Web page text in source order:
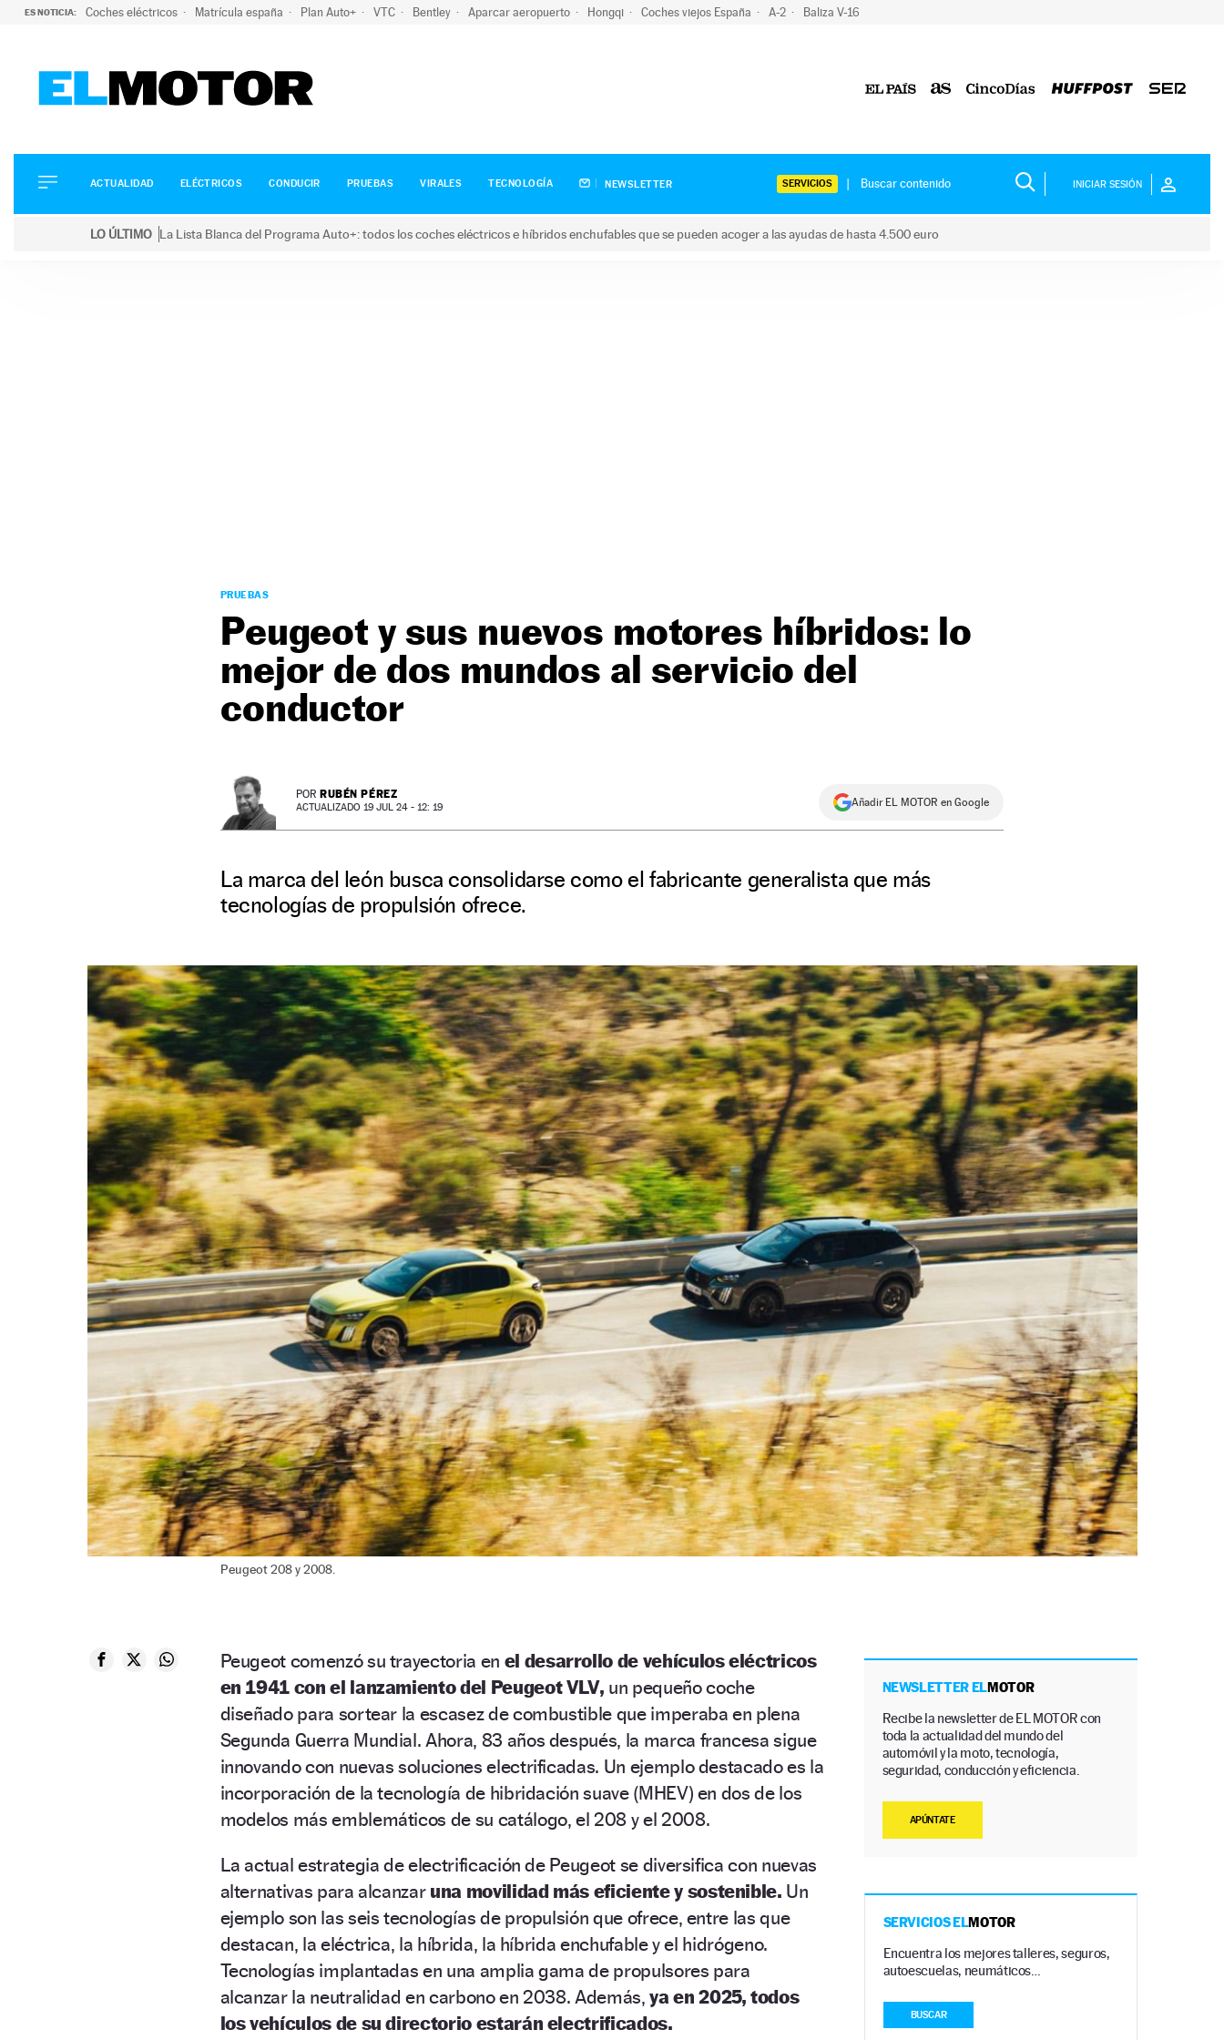
ES NOTICIA: Coches eléctricos Matrícula españa Plan Auto+ VTC Bentley Aparcar aeropuerto Hongqi Coches viejos España A-2 Baliza V-16
ELÉCTRICOS
CONDUCIR
ACTUALIDAD ELÉCTRICOS CONDUCIR PRUEBAS VIRALES TECNOLOGÍA NEWSLETTER SERVICIOS INICIAR SESIÓN
LO ÚLTIMO La Lista Blanca del Programa Auto+: todos los coches eléctricos e híbridos enchufables que se pueden acoger a las ayudas de hasta 4.500 euro
PRUEBAS
Peugeot y sus nuevos motores híbridos: lo
mejor de dos mundos al servicio del
conductor
POR RUBÉN PÉREZ
ACTUALIZADO 19 JUL 24 - 12: 19 Añadir EL MOTOR en Google
La marca del león busca consolidarse como el fabricante generalista que más
tecnologías de propulsión ofrece.
Peugeot 208 y 2008.
Peugeot comenzó su trayectoria en el desarrollo de vehículos eléctricos
en 1941 con el lanzamiento del Peugeot VLV, un pequeño coche
diseñado para sortear la escasez de combustible que imperaba en plena
Segunda Guerra Mundial. Ahora, 83 años después, la marca francesa sigue
innovando con nuevas soluciones electrificadas. Un ejemplo destacado es la
incorporación de la tecnología de hibridación suave (MHEV) en dos de los
modelos más emblemáticos de su catálogo, el 208 y el 2008.
La actual estrategia de electrificación de Peugeot se diversifica con nuevas
alternativas para alcanzar una movilidad más eficiente y sostenible. Un
ejemplo son las seis tecnologías de propulsión que ofrece, entre las que
destacan, la eléctrica, la híbrida, la híbrida enchufable y el hidrógeno.
Tecnologías implantadas en una amplia gama de propulsores para
alcanzar la neutralidad en carbono en 2038. Además,ya en 2025, todos
los vehículos de su directorio estarán electrificados.
NEWSLETTER ELMOTOR
Recibe la newsletter de EL MOTOR con
toda la actualidad del mundo del
automóvil y la moto, tecnología,
seguridad, conducción y eficiencia.
APÚNTATE
SERVICIOS ELMOTOR
Encuentra los mejores talleres, seguros,
autoescuelas, neumáticos…
BUSCAR